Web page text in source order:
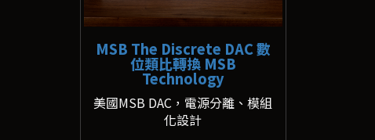
MSB The Discrete DAC 數
位類比轉換 MSB
Technology
美國MSB DAC，電源分離、模組
化設計